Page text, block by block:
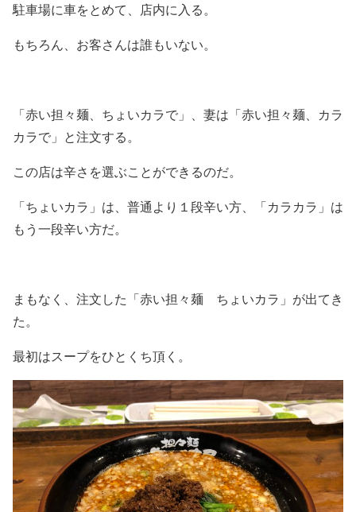
駐車場に車をとめて、店内に入る。
もちろん、お客さんは誰もいない。
「赤い担々麺、ちょいカラで」、妻は「赤い担々麺、カラ
カラで」と注文する。
この店は辛さを選ぶことができるのだ。
「ちょいカラ」は、普通より１段辛い方、「カラカラ」は
もう一段辛い方だ。
まもなく、注文した「赤い担々麺 ちょいカラ」が出てき
た。
最初はスープをひとくち頂く。